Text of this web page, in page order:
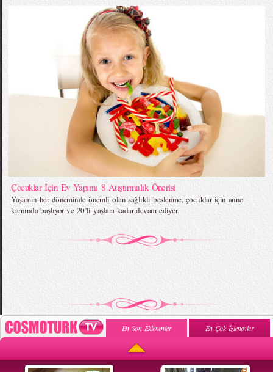
Çocuklar İçin Ev Yapımı 8 Atıştırmalık Önerisi
Yaşamın her döneminde önemli olan sağlıklı beslenme, çocuklar için anne
karnında başlıyor ve 20’li yaşlara kadar devam ediyor.
En Son Eklenenler En Çok İzlenenler